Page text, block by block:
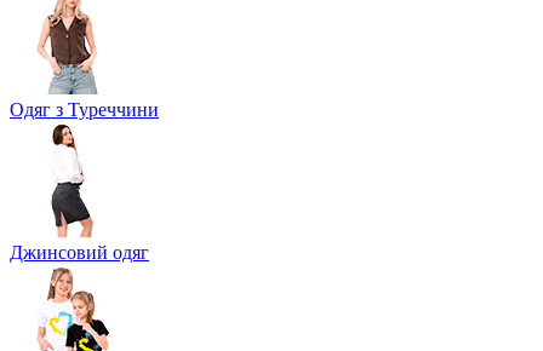
Одяг з Туреччини
Джинсовий одяг